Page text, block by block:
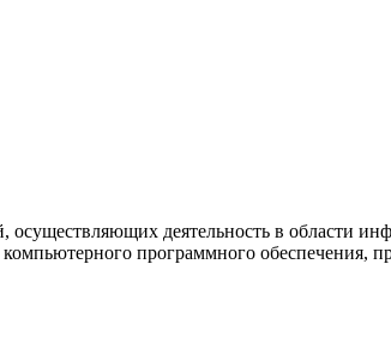
деятельность в области
программного обеспечения,